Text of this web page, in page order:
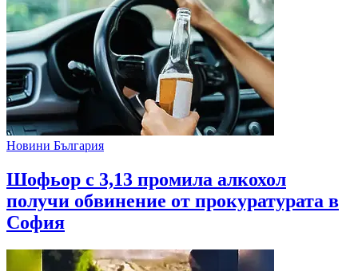
Новини България
Шофьор с 3,13 промила алкохол
получи обвинение от прокуратурата в
София